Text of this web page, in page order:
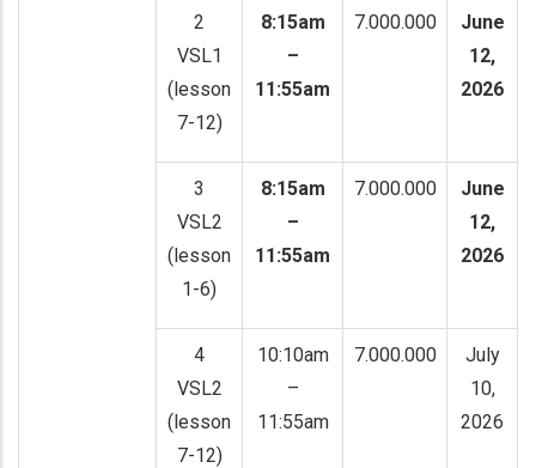
2
VSL1
(lesson
7-12)
8:15am
–
11:55am
7.000.000
June
12,
2026
3
VSL2
(lesson
1-6)
8:15am
–
11:55am
7.000.000
June
12,
2026
4
VSL2
(lesson
7-12)
10:10am
–
11:55am
7.000.000
July
10,
2026